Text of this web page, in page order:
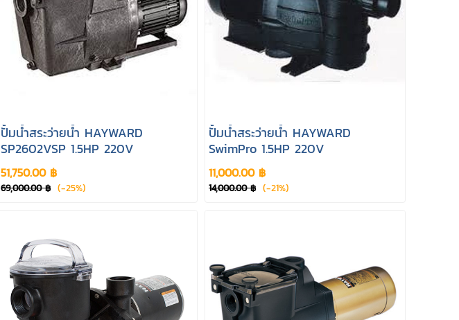
ปั้มน้ำสระว่ายน้ำ HAYWARD
SP2602VSP 1.5HP 220V
51,750.00 ฿
69,000.00 ฿ (-25%)
ปั้มน้ำสระว่ายน้ำ HAYWARD
SwimPro 1.5HP 220V
11,000.00 ฿
14,000.00 ฿ (-21%)